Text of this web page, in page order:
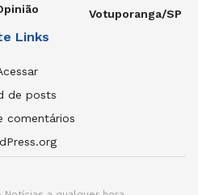
Votuporanga/SP
Links
de posts
comentários